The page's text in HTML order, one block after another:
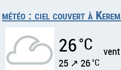
météo : ciel couvert à
26°C
25 ↗ 26°C
vent